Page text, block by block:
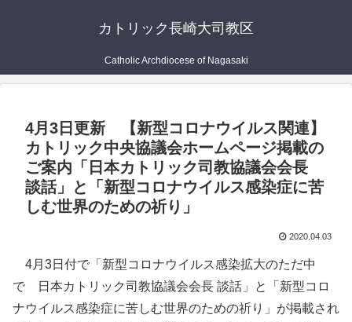
カトリック長崎大司教区
Catholic Archdiocese of Nagasaki
4月3日更新 【新型コロナウイルス関連】
カトリック中央協議会ホームページ掲載の
ご案内「日本カトリック司教協議会会長
談話」と「新型コロナウイルス感染症に苦
しむ世界のための祈り」
2020.04.03
4月3日付で「新型コロナウイルス感染拡大のただ中
で 日本カトリック司教協議会会長 談話」と「新型コロ
ナウイルス感染症に苦しむ世界のための祈り」が掲載され